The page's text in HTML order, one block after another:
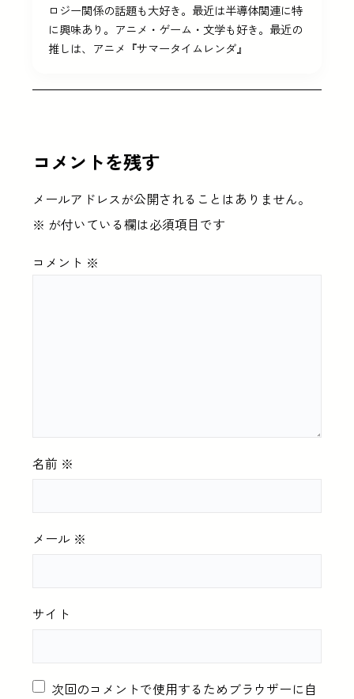
ロジー関係の話題も大好き。最近は半導体関連に特
に興味あり。アニメ・ゲーム・文学も好き。最近の
推しは、アニメ『サマータイムレンダ』
コメントを残す
メールアドレスが公開されることはありません。
※ が付いている欄は必須項目です
コメント ※
名前 ※
メール ※
サイト
次回のコメントで使用するためブラウザーに自